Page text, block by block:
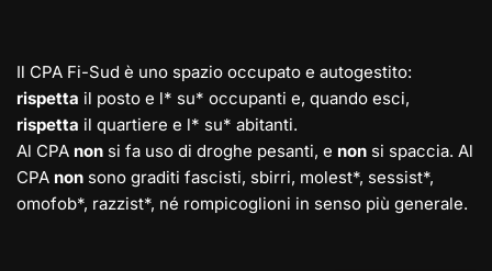
Il CPA Fi-Sud è uno spazio occupato e autogestito:
rispetta il posto e l* su* occupanti e, quando esci,
rispetta il quartiere e l* su* abitanti.
Al CPA non si fa uso di droghe pesanti, e non si spaccia. Al
CPA non sono graditi fascisti, sbirri, molest*, sessist*,
omofob*, razzist*, né rompicoglioni in senso più generale.